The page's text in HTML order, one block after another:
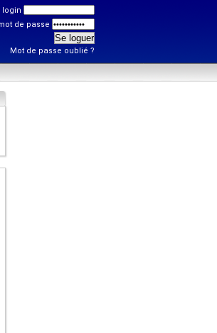
login
de passe
Mot de passe oublié ?